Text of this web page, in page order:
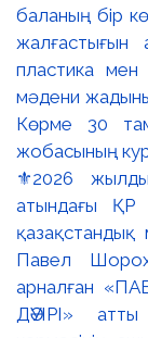
⚜️2026
атындағы ҚР
қазақстандық
Павел
арналған
ДӘУІРІ»